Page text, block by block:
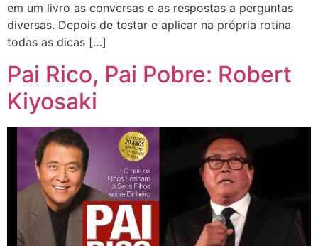
em um livro as conversas e as respostas a perguntas
diversas. Depois de testar e aplicar na própria rotina
todas as dicas […]
Pai Rico, Pai Pobre: Robert
Kiyosaki